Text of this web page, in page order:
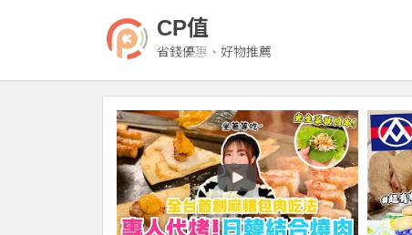
CP值
省錢優惠、好物推薦